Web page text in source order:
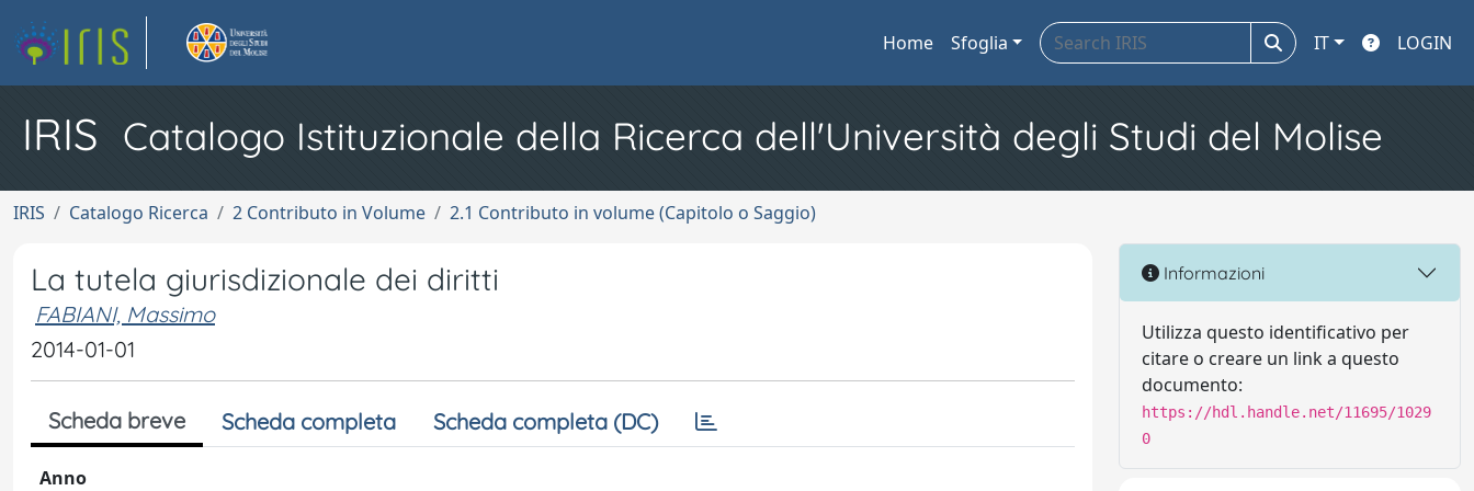
Home Sfoglia IT LOGIN
IRIS Catalogo Istituzionale della Ricerca dell'Università degli Studi del Molise
IRIS Catalogo Ricerca 2 Contributo in Volume 2.1 Contributo in volume (Capitolo o Saggio)
La tutela giurisdizionale dei diritti
FABIANI, Massimo
2014-01-01
Scheda breve Scheda completa Scheda completa (DC)
Anno
Informazioni
Utilizza questo identificativo per
citare o creare un link a questo
documento:
https://hdl.handle.net/11695/1029
0